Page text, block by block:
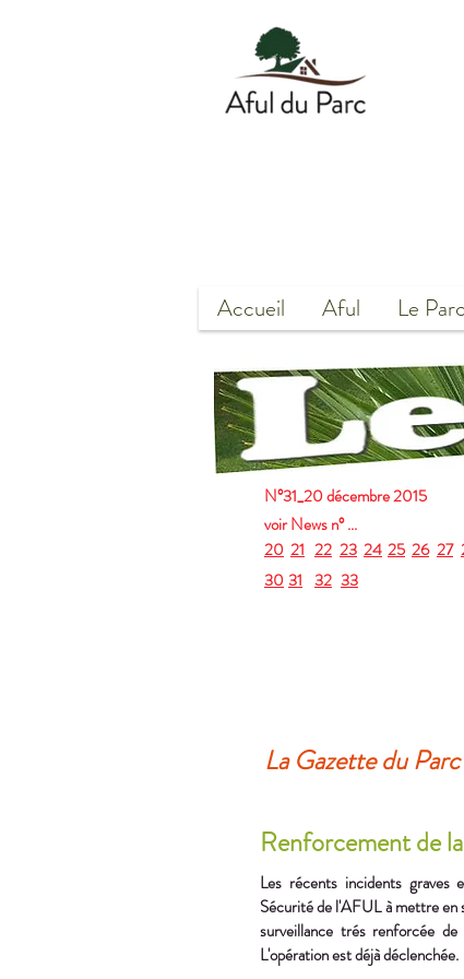
Accueil Aful Le Parc
N°31_20 décembre 2015
20 21 22 23 24 25 26 27
voir News n° ...
3031 32 33
La Gazette du Parc
Renforcement de
Les récents incidents graves
Sécurité de l'AFUL à mettre en
surveillance trés renforcée
L'opération est déjà déclenchée.